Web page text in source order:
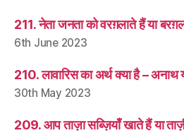
211. नेता जनता को वरग़लाते हैं या
6th June 2023
210. लावारिस का अर्थ क्या है – अनाथ
30th May 2023
209. आप ताज़ा सब्ज़ियाँ खाते हैं या